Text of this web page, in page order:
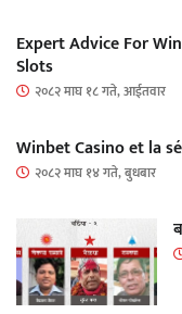
Expert Advice For
Slots
२०८२ माघ १८ गते, आईतवार
Winbet Casino et la
२०८२ माघ १४ गते, बुधबार